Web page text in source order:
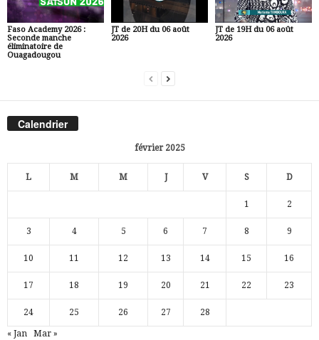
Faso Academy 2026 :
Seconde manche
éliminatoire de
Ouagadougou
JT de 20H du 06 août
2026
JT de 19H du 06 août
2026
Calendrier
février 2025
L M M J V S D
1 2
3 4 5 6 7 8 9
10 11 12 13 14 15 16
17 18 19 20 21 22 23
24 25 26 27 28
« Jan Mar »